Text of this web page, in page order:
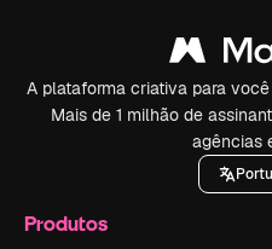
A plataforma criativa para
Mais de 1 milhão de
agências
Produtos